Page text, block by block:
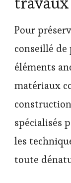
Pour
conseillé
éléments
matériaux
spécialisés
les
toute